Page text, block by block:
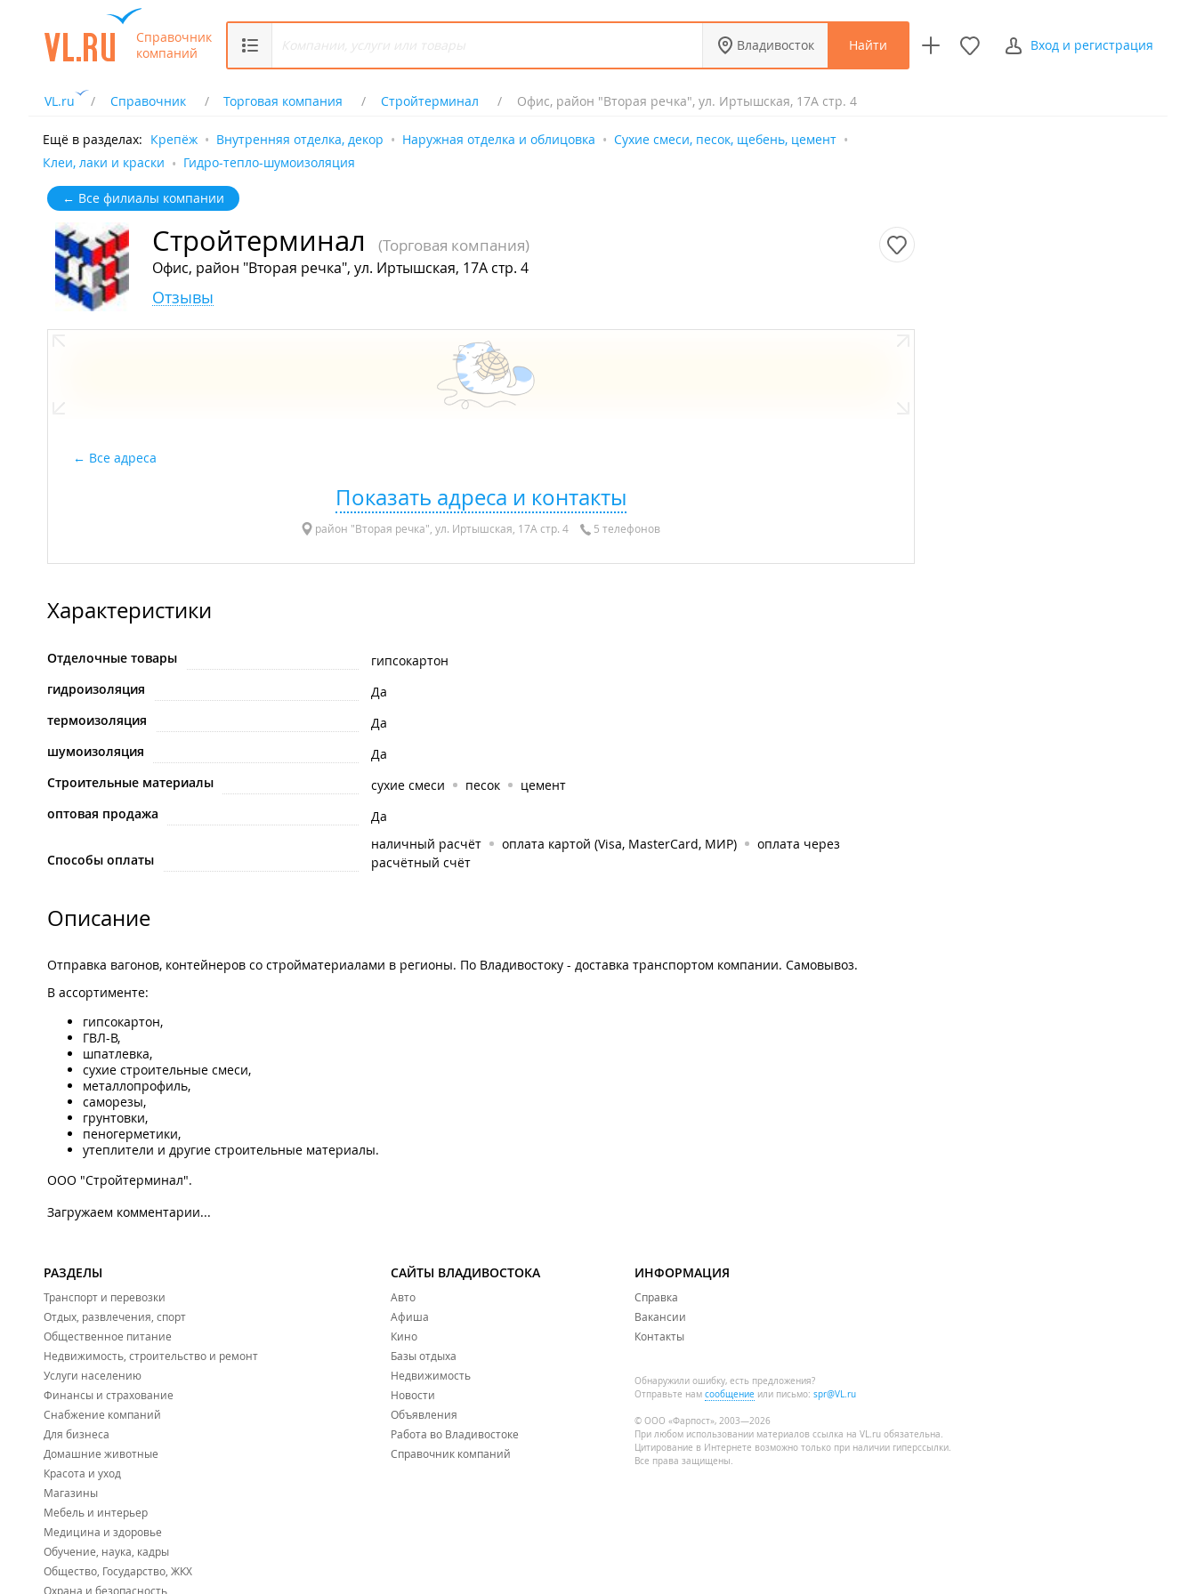
Справочник
компаний
Владивосток Найти Вход и регистрация
VL.ru Справочник Торговая компания Стройтерминал Офис, район "Вторая речка", ул. Иртышская, 17А стр. 4
Ещё в разделах: Крепёж Внутренняя отделка, декор Наружная отделка и облицовка
Сухие смеси, песок, щебень, цемент
Клеи, лаки и краски
Гидро-тепло-шумоизоляция
← Все филиалы компании
Стройтерминал (Торговая компания)
Офис, район "Вторая речка", ул. Иртышская, 17А стр. 4
Отзывы
Все адреса
Показать адреса и контакты
район "Вторая речка", ул. Иртышская, 17А стр. 4 5 телефонов
Характеристики
Отделочные товары
гипсокартон
гидроизоляция
Да
термоизоляция
Да
шумоизоляция
Да
Строительные материалы
сухие смеси песок
цемент
оптовая продажа
Да
Способы оплаты
наличный расчёт оплата картой (Visa, MasterCard, МИР)
оплата через
расчётный счёт
Описание
Отправка вагонов, контейнеров со стройматериалами в регионы. По Владивостоку - доставка транспортом компании. Самовывоз.
В ассортименте:
гипсокартон,
ГВЛ-В,
шпатлевка,
сухие строительные смеси,
металлопрофиль,
саморезы,
грунтовки,
пеногерметики,
утеплители и другие строительные материалы.
ООО "Стройтерминал".
Загружаем комментарии...
РАЗДЕЛЫ
Транспорт и перевозки
Отдых, развлечения, спорт
Общественное питание
Недвижимость, строительство и ремонт
Услуги населению
Финансы и страхование
Снабжение компаний
Для бизнеса
Домашние животные
Красота и уход
Магазины
Мебель и интерьер
Медицина и здоровье
Обучение, наука, кадры
Общество, Государство, ЖКХ
Охрана и безопасность
САЙТЫ ВЛАДИВОСТОКА
Авто
Афиша
Кино
Базы отдыха
Недвижимость
Новости
Объявления
Работа во Владивостоке
Справочник компаний
ИНФОРМАЦИЯ
Справка
Вакансии
Контакты
Обнаружили ошибку, есть предложения?
Отправьте нам сообщение или письмо: spr@VL.ru
© ООО «Фарпост», 2003—2026
При любом использовании материалов ссылка на VL.ru обязательна.
Цитирование в Интернете возможно только при наличии гиперссылки.
Все права защищены.